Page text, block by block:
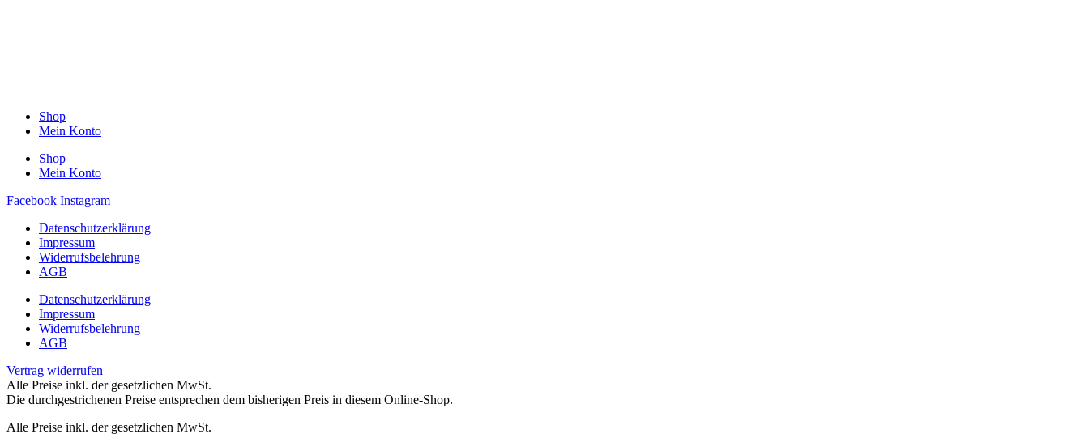
Shop
Mein Konto
Shop
Mein Konto
Facebook Instagram
Datenschutzerklärung
Impressum
Widerrufsbelehrung
AGB
Datenschutzerklärung
Impressum
Widerrufsbelehrung
AGB
Vertrag widerrufen
Alle Preise inkl. der gesetzlichen MwSt.
Die durchgestrichenen Preise entsprechen dem bisherigen Preis in diesem Online-Shop.
Alle Preise inkl. der gesetzlichen MwSt.